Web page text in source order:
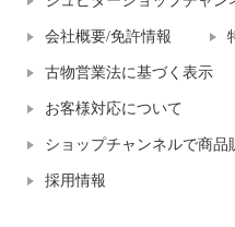
会社概要/免許情報
古物営業法に基づく表示
お客様対応について
ショップチャンネルで商品
採用情報